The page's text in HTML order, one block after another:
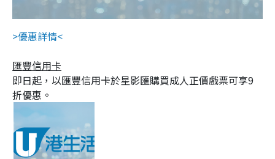
>優惠詳情<
匯豐信用卡
即日起，以匯豐信用卡於星影匯購買成人正價戲票可享9
折優惠。